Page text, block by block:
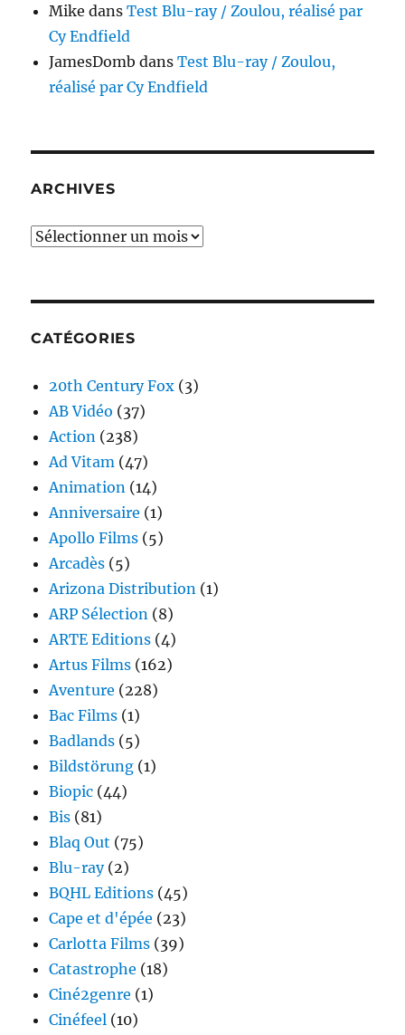
Mike dansTest Blu-ray / Zoulou, réalisé par
Cy Endfield
JamesDomb dansTest Blu-ray / Zoulou,
réalisé par Cy Endfield
ARCHIVES
Archives
CATÉGORIES
20th Century Fox (3)
AB Vidéo (37)
Action (238)
Ad Vitam (47)
Animation (14)
Anniversaire (1)
Apollo Films (5)
Arcadès (5)
Arizona Distribution (1)
ARP Sélection (8)
ARTE Editions (4)
Artus Films (162)
Aventure (228)
Bac Films (1)
Badlands (5)
Bildstörung (1)
Biopic (44)
Bis (81)
Blaq Out (75)
Blu-ray(2)
BQHL Editions (45)
Cape et d'épée (23)
Carlotta Films (39)
Catastrophe (18)
Ciné2genre (1)
Cinéfeel (10)